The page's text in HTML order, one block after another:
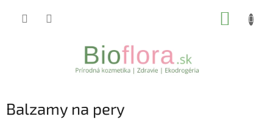
Balzamy na pery